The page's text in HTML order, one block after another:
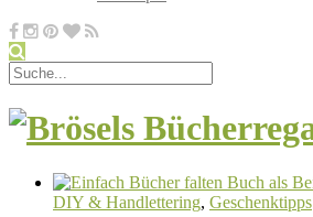
DIY & Handlettering, Geschenktipps